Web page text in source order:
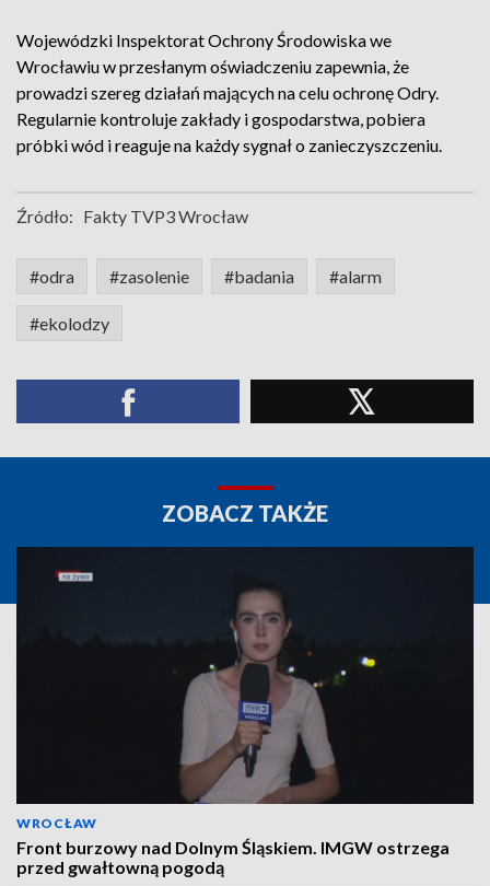
Wojewódzki Inspektorat Ochrony Środowiska we
Wrocławiu w przesłanym oświadczeniu zapewnia, że
prowadzi szereg działań mających na celu ochronę Odry.
Regularnie kontroluje zakłady i gospodarstwa, pobiera
próbki wód i reaguje na każdy sygnał o zanieczyszczeniu.
Źródło: Fakty TVP3 Wrocław
#odra #zasolenie #badania #alarm
#ekolodzy
ZOBACZ TAKŻE
WROCŁAW
Front burzowy nad Dolnym Śląskiem. IMGW ostrzega
przed gwałtowną pogodą